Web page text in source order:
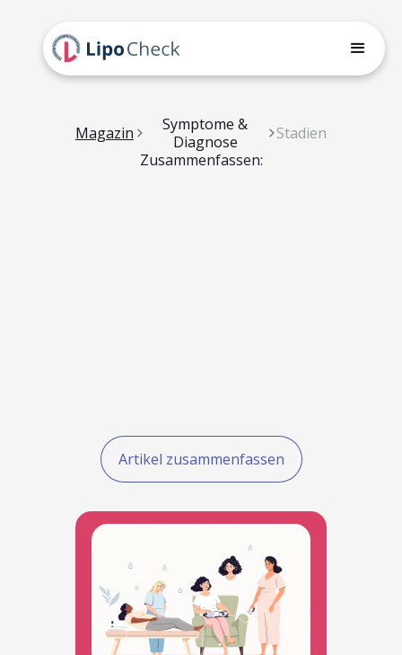
Magazin
Symptome &
Diagnose
Stadien
Zusammenfassen:
Artikel zusammenfassen